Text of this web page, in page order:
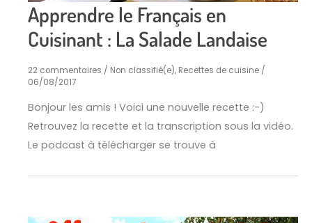
Apprendre le Français en
Cuisinant : La Salade Landaise
22 commentaires / Non classifié(e), Recettes de cuisine /
06/08/2017
Bonjour les amis ! Voici une nouvelle recette :-)
Retrouvez la recette et la transcription sous la vidéo.
Le podcast à télécharger se trouve à